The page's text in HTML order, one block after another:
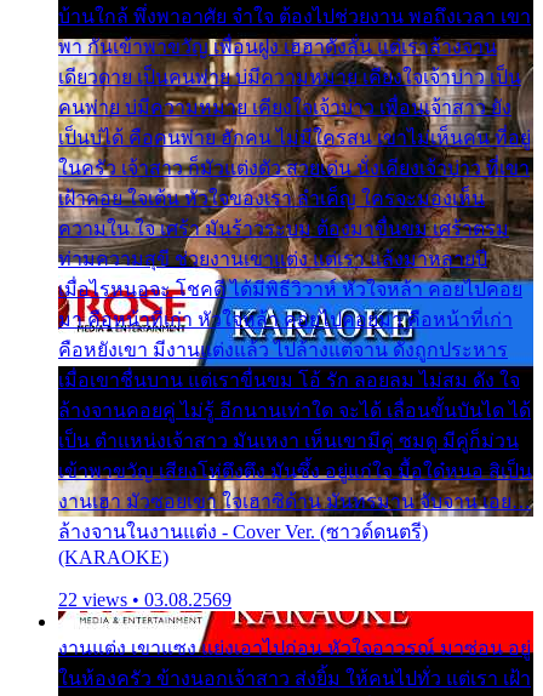
บ้านใกล้ พึ่งพาอาศัย จำใจ ต้องไปช่วยงาน พอถึงเวลา เขา
พา กันเข้าพาขวัญ เพื่อนฝูง เฮฮาดังลั่น แต่เราล้างจาน
เดียวดาย เป็นคนพ่าย บ่มีความหมาย เคียงใจเจ้าบ่าว เป็น
คนพ่าย บ่มีความหมาย เคียงใจเจ้าบ่าว เพื่อนเจ้าสาว ยัง
เป็นบ่ได้ คือคนพ่าย ฮักคน ไม่มีใครสน เขาไม่เห็นคน ที่อยู่
ในครัว เจ้าสาว ก็มัวแต่งตัว สวยเด่น นั่งเคียงเจ้าบ่าว ที่เขา
เฝ้าคอย ใจเต้น หัวใจของเรา ลำเค็ญ ใครจะมองเห็น
ความใน ใจ เศร้า มันร้าวระบม ต้องมาขื่นขม เศร้าตรม
ท่ามความสุขี ช่วยงานเขาแต่ง แต่เรา แล้งมาหลายปี
เมื่อไรหนอจะ โชคดี ได้มีพิธีวิวาห์ หัวใจหล้า คอยไปคอย
มา คือหน้าที่เก่า หัวใจหล้า คอยไปคอยมา คือหน้าที่เก่า
คือหยังเขา มีงานแต่งแล้ว ไปล้างแต่จาน ดั่งถูกประหาร
เมื่อเขาชื่นบาน แต่เราขื่นขม โอ้ รัก ลอยลม ไม่สม ดัง ใจ
ล้างจานคอยคู่ ไม่รู้ อีกนานเท่าใด จะได้ เลื่อนขั้นบันได ได้
เป็น ตำแหน่งเจ้าสาว มันเหงา เห็นเขามีคู่ ซมดู มีคู่ก็ม่วน
เข้าพาขวัญ เสียงโห่ตึงตึง มันซึ้ง อยู่แก่ใจ มื้อใด๋หนอ สิเป็น
งานเฮา มัวซอยเขา ใจเฮาซิด้าน มันทรมาน จับจาน เอย…
ล้างจานในงานแต่ง - Cover Ver. (ซาวด์ดนตรี)
(KARAOKE)
22 views • 03.08.2569
งานแต่ง เขาแซง แย่งเอาไปก่อน หัวใจอาวรณ์ มาซ่อน อยู่
ในห้องครัว ข้างนอกเจ้าสาว ส่งยิ้ม ให้คนไปทั่ว แต่เรา เฝ้า